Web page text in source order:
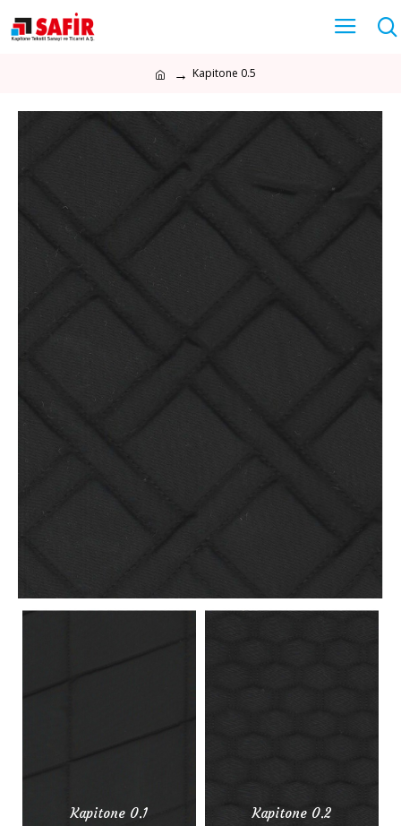
Kapitone 0.5
Kapitone 0.1 Kapitone 0.2